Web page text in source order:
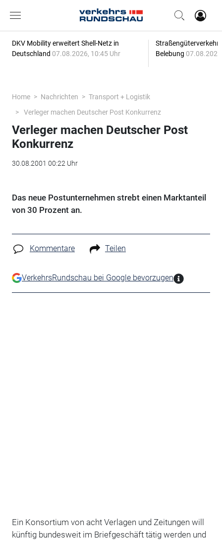
DKV Mobility erweitert Shell-Netz in
Deutschland 07.08.2026, 10:45 Uhr
Straßengüterverkehr
Belebung
Home Nachrichten
Transport + Logistik
Verleger machen Deutscher Post Konkurrenz
Verleger machen Deutscher Post
Konkurrenz
30.08.2001 00:22 Uhr
Das neue Postunternehmen strebt einen Marktanteil
von 30 Prozent an.
Kommentare Teilen
VerkehrsRundschau bei Google bevorzugen
Ein Konsortium von acht Verlagen und Zeitungen will
künftig bundesweit im Briefgeschäft tätig werden und